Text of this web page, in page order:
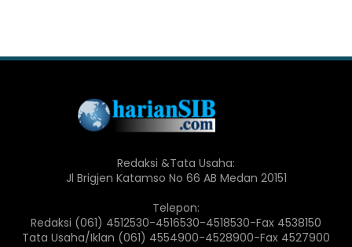
Redaksi &Tata Usaha:
Jl Brigjen Katamso No 66 AB Medan 20151
Telepon:
Redaksi (061) 4512530-4516530-4518530-Fax 4538150
Tata Usaha/Iklan (061) 4554900-4528900-Fax 4527900